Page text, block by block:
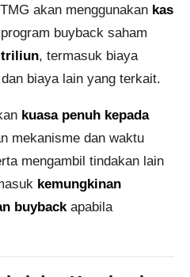
akan menggunakan kas
buyback saham
triliun, termasuk biaya
biaya lain yang terkait.
kuasa penuh kepada
mekanisme dan waktu
mengambil tindakan lain
kemungkinan
buybackapabila